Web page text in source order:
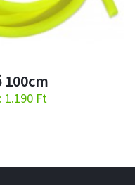
100cm
Ft